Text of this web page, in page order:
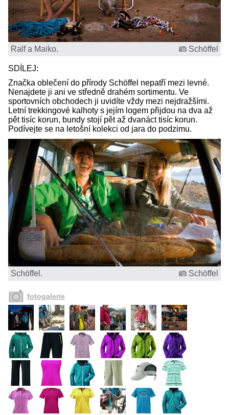
Ralf a Maiko. Schöffel
SDÍLEJ:
Značka oblečení do přírody Schöffel nepatří mezi levné.
Nenajdete ji ani ve středně drahém sortimentu. Ve
sportovních obchodech ji uvidíte vždy mezi nejdražšími.
Letní trekkingové kalhoty s jejím logem přijdou na dva až
pět tisíc korun, bundy stojí pět až dvanáct tisíc korun.
Podívejte se na letošní kolekci od jara do podzimu.
Schöffel. Schöffel
fotogalerie